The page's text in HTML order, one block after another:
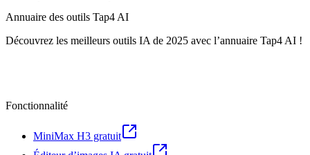
Annuaire des outils Tap4 AI
Découvrez les meilleurs outils IA de 2025 avec l’annuaire Tap4 AI !
Fonctionnalité
MiniMax H3 gratuit